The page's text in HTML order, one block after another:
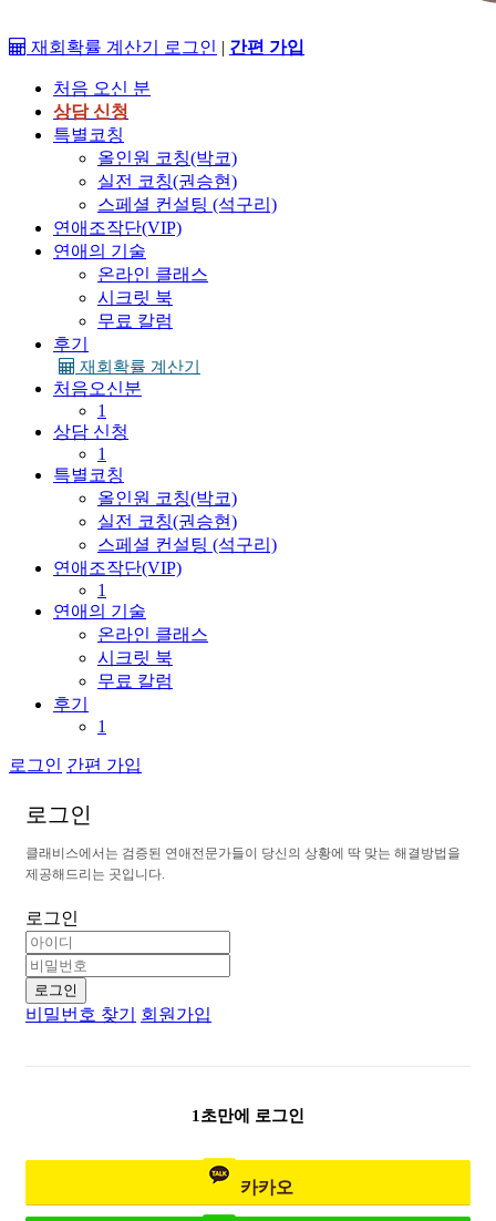
재회확률 계산기 로그인 | 간편 가입
처음 오신 분
상담 신청
특별코칭
올인원 코칭(박코)
실전 코칭(권승현)
스페셜 컨설팅 (석구리)
연애조작단(VIP)
연애의 기술
온라인 클래스
시크릿 북
무료 칼럼
후기
재회확률 계산기
처음오신분
1
상담 신청
1
특별코칭
올인원 코칭(박코)
실전 코칭(권승현)
스페셜 컨설팅 (석구리)
연애조작단(VIP)
1
연애의 기술
온라인 클래스
시크릿 북
무료 칼럼
후기
1
로그인 간편 가입
로 그 인
클래비 스에서 는 검 증된 연애전 문가들이 당신 의 상황에 딱 맞는 해결 방법 을
제공해드리 는 곳입 니 다.
로그인
로그인
비밀번호 찾기 회원가입
1초만에 로그인
카카오